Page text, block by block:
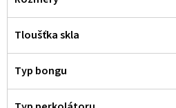
Tloušťka skla
Typ bongu